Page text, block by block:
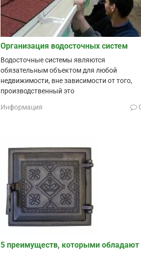
Организация водосточных систем
Водосточные системы являются
обязательным объектом для любой
недвижимости, вне зависимости от того,
производственный это
Информация
5 преимуществ, которыми обладают